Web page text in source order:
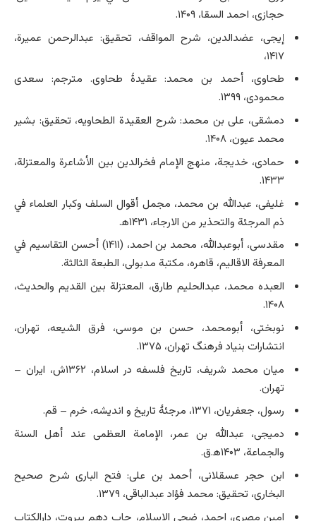
حجازی، احمد السقا، ۱۴۰۹.
إیجی، عضدالدین، شرح المواقف، تحقیق: عبدالرحمن عمیرة،
۱۴۱۷،
طحاوی، أحمد بن محمد: عقیدۀ طحاوی. مترجم: سعدی
محمودی، ۱۳۹۹.
دمشقی، علی بن محمد: شرح العقیدة الطحاویه، تحقیق: بشیر
محمد عیون، ۱۴۰۸.
حمادی، خدیجة، منهج الإمام فخرالدین بین الأشاعرة والمعتزلة،
۱۴۳۳.
غلیفی، عبدالله بن محمد، مجمل أقوال السلف وکبار العلماء في
ذم المرجئة والتحذیر من الارجاء، ۱۴۳۱ه‍.
مقدسی، أبوعبدالله، محمد بن احمد، (۱۴۱۱) أحسن التقاسیم في
المعرفة الاقالیم، قاهره، مکتبة مدبولی، الطبعة الثالثة.
العبده محمد، عبدالحلیم طارق، المعتزلة بین القدیم والحدیث،
۱۴۰۸.
نوبختی، أبومحمد، حسن بن موسی، فرق الشیعه، تهران،
انتشارات بنیاد فرهنگ تهران، ۱۳۷۵.
میان محمد شریف، تاریخ فلسفه در اسلام، ۱۳۶۲ش، ایران –
تهران.
رسول، جعفریان، ۱۳۷۱، مرجئۀ تاریخ و اندیشه، خرم – قم.
دمیجی، عبدالله بن عمر، الإمامة العظمی‌ عند أهل السنة
والجماعة، ۱۴۰۳ه‍.ق.
ابن حجر عسقلانی، أحمد بن علی: فتح الباری شرح صحیح
البخاری، تحقیق: محمد فؤاد عبدالباقی، ۱۳۷۹.
امین مصری، احمد، ضحی الاسلام، چاپ دهم بیروت، دارالکتاب